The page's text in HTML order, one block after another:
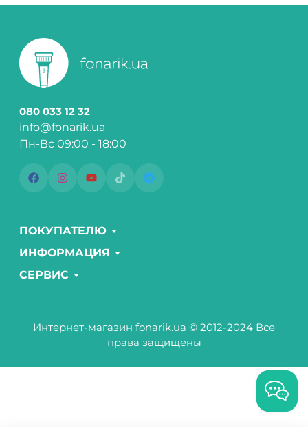
080 033 12 32
info@fonarik.ua
Пн-Вс 09:00 - 18:00
ПОКУПАТЕЛЮ
ИНФОРМАЦИЯ
СЕРВИС
Интернет-магазин fonarik.ua © 2012-2024 Все
права защищены